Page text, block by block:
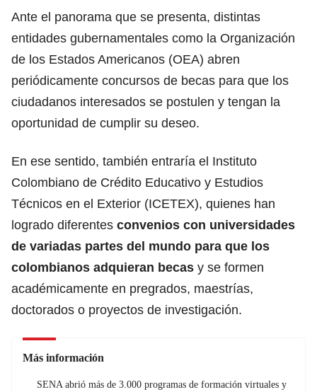
Ante el panorama que se presenta, distintas
entidades gubernamentales como la Organización
de los Estados Americanos (OEA) abren
periódicamente concursos de becas para que los
ciudadanos interesados se postulen y tengan la
oportunidad de cumplir su deseo.
En ese sentido, también entraría el Instituto
Colombiano de Crédito Educativo y Estudios
Técnicos en el Exterior (ICETEX), quienes han
logrado diferentes convenios con universidades
de variadas partes del mundo para que los
colombianos adquieran becas y se formen
académicamente en pregrados, maestrías,
doctorados o proyectos de investigación.
Más información
SENA abrió más de 3.000 programas de formación virtuales y